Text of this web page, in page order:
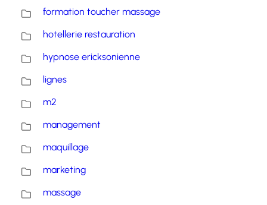
formation toucher massage
hotellerie restauration
hypnose ericksonienne
lignes
m2
management
maquillage
marketing
massage